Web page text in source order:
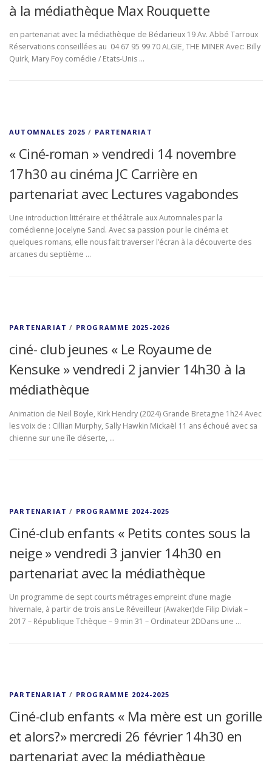
à la médiathèque Max Rouquette
en partenariat avec la médiathèque de Bédarieux 19 Av. Abbé Tarroux
Réservations conseillées au 04 67 95 99 70 ALGIE, THE MINER Avec: Billy
Quirk, Mary Foy comédie / Etats-Unis …
AUTOMNALES 2025 / PARTENARIAT
« Ciné-roman » vendredi 14 novembre
17h30 au cinéma JC Carrière en
partenariat avec Lectures vagabondes
Une introduction littéraire et théâtrale aux Automnales par la
comédienne Jocelyne Sand. Avec sa passion pour le cinéma et
quelques romans, elle nous fait traverser l’écran à la découverte des
arcanes du septième …
PARTENARIAT / PROGRAMME 2025-2026
ciné- club jeunes « Le Royaume de
Kensuke » vendredi 2 janvier 14h30 à la
médiathèque
Animation de Neil Boyle, Kirk Hendry (2024) Grande Bretagne 1h24 Avec
les voix de : Cillian Murphy, Sally Hawkin Mickaël 11 ans échoué avec sa
chienne sur une île déserte, …
PARTENARIAT / PROGRAMME 2024-2025
Ciné-club enfants « Petits contes sous la
neige » vendredi 3 janvier 14h30 en
partenariat avec la médiathèque
Un programme de sept courts métrages empreint d’une magie
hivernale, à partir de trois ans Le Réveilleur (Awaker)de Filip Diviak –
2017 – République Tchèque – 9 min 31 – Ordinateur 2DDans une …
PARTENARIAT / PROGRAMME 2024-2025
Ciné-club enfants « Ma mère est un gorille
et alors?» mercredi 26 février 14h30 en
partenariat avec la médiathèque